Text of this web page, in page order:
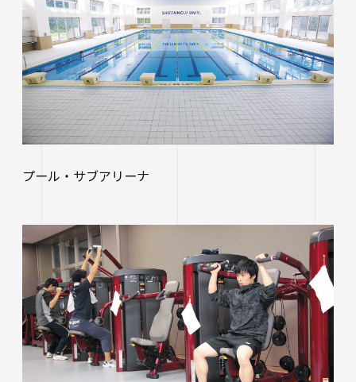
落とし物・忘れ物
学内で地震が発生したら
看護実践開発研究センター ～実施プログラム
知的・人的資源の公開（講師派遣）
生涯学習・公開講座
オープンカレッジ
たいし塾
その他の公開講座
プール・サブアリーナ